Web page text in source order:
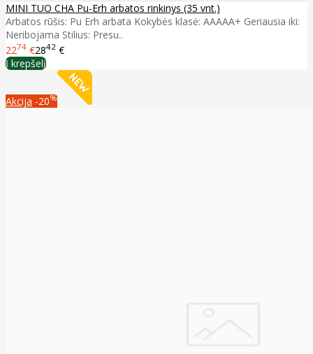
MINI TUO CHA Pu-Erh arbatos rinkinys (35 vnt.)
Arbatos rūšis: Pu Erh arbata Kokybės klasė: AAAAA+ Geriausia iki:
Neribojama Stilius: Presu..
2274 €2842 €
Į krepšelį
Akcija -20%